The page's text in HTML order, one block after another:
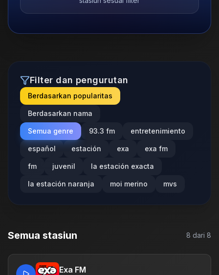
Filter dan pengurutan
Berdasarkan popularitas
Berdasarkan nama
Semua genre 93.3 fm entretenimiento
español estación exa exa fm
fm juvenil la estación exacta
la estación naranja moi merino mvs
Semua stasiun 8 dari 8
Exa FM